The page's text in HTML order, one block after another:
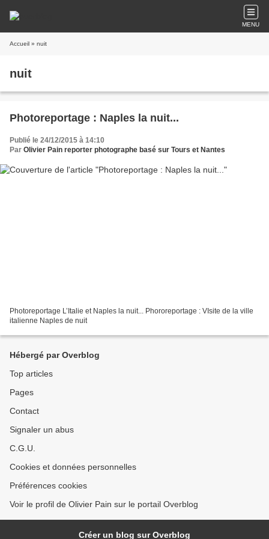
MENU
Accueil » nuit
nuit
Photoreportage : Naples la nuit...
Publié le 24/12/2015 à 14:10
Par Olivier Pain reporter photographe basé sur Tours et Nantes
Photoreportage L’Italie et Naples la nuit... Phororeportage : VIsite de la ville
italienne Naples de nuit
Hébergé par Overblog
Top articles
Pages
Contact
Signaler un abus
C.G.U.
Cookies et données personnelles
Préférences cookies
Voir le profil de Olivier Pain sur le portail Overblog
Créer un blog sur Overblog